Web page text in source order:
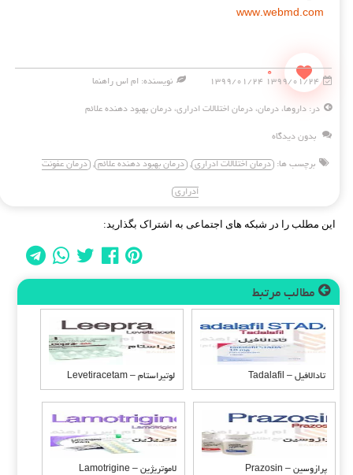
www.webmd.com
0
۱۳۹۹/۰۱/۲۴ ۱۳۹۹/۰۱/۲۴ نویسنده: ام اس راهنما
در: داروها، درمان، درمان اختلالات ادراری، درمان بهبود دهنده علائم
بدون دیدگاه
برچسب ها: درمان اختلالات ادراری , درمان بهبود دهنده علائم , درمان عفونت
ادراری
این مطلب را در شبکه های اجتماعی به اشتراک بگذارید:
مطالب مرتبط
تادالافیل – Tadalafil لوتیراستام – Levetiracetam
پرازوسین – Prazosin لاموتریژین – Lamotrigine